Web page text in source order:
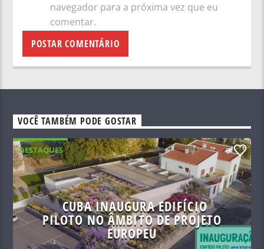
navegador para a próxima vez que eu
comentar.
VOCÊ TAMBÉM PODE GOSTAR
DESTAQUES 0
CUBA INAUGURA EDIFÍCIO
PILOTO NO ÂMBITO DE PROJETO
EUROPEU